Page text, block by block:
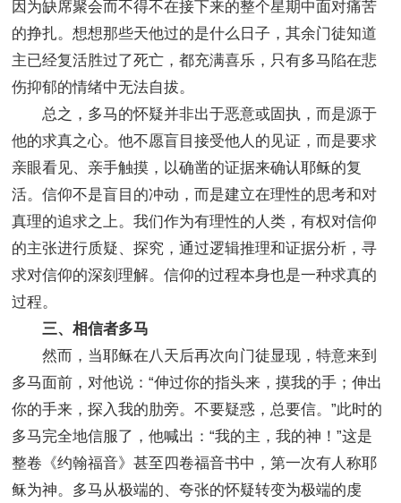
因为缺席聚会而不得不在接下来的整个星期中面对痛苦
的挣扎。想想那些天他过的是什么日子，其余门徒知道
主已经复活胜过了死亡，都充满喜乐，只有多马陷在悲
伤抑郁的情绪中无法自拔。
总之，多马的怀疑并非出于恶意或固执，而是源于
他的求真之心。他不愿盲目接受他人的见证，而是要求
亲眼看见、亲手触摸，以确凿的证据来确认耶稣的复
活。信仰不是盲目的冲动，而是建立在理性的思考和对
真理的追求之上。我们作为有理性的人类，有权对信仰
的主张进行质疑、探究，通过逻辑推理和证据分析，寻
求对信仰的深刻理解。信仰的过程本身也是一种求真的
过程。
三、相信者多马
然而，当耶稣在八天后再次向门徒显现，特意来到
多马面前，对他说：“伸过你的指头来，摸我的手；伸出
你的手来，探入我的肋旁。不要疑惑，总要信。”此时的
多马完全地信服了，他喊出：“我的主，我的神！”这是
整卷《约翰福音》甚至四卷福音书中，第一次有人称耶
稣为神。多马从极端的、夸张的怀疑转变为极端的虔